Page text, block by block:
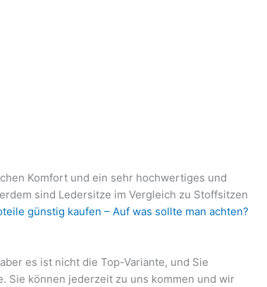
Komfort und ein sehr hochwertiges und
sind Ledersitze im Vergleich zu Stoffsitzen
günstig kaufen – Auf was sollte man achten?
es ist nicht die Top-Variante, und Sie
Sie können jederzeit zu uns kommen und wir